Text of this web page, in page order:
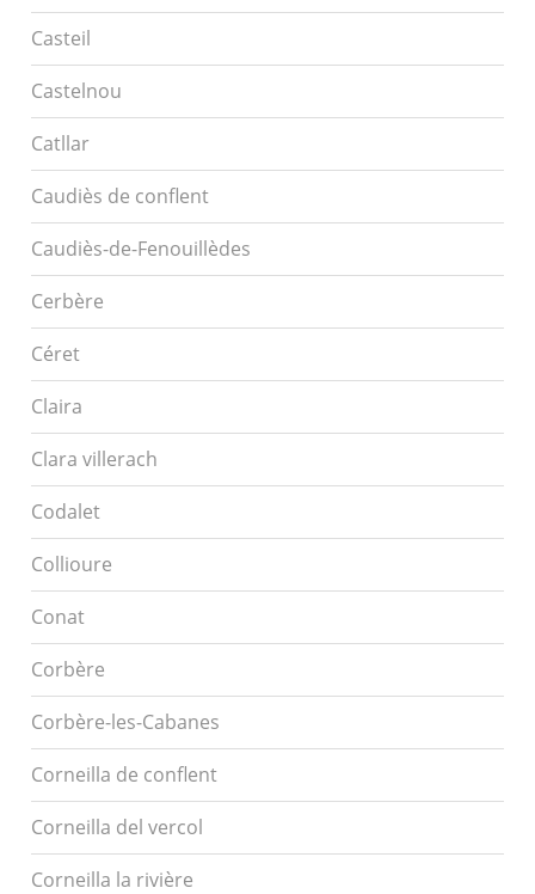
Casteil
Castelnou
Catllar
Caudiès de conflent
Caudiès-de-Fenouillèdes
Cerbère
Céret
Claira
Clara villerach
Codalet
Collioure
Conat
Corbère
Corbère-les-Cabanes
Corneilla de conflent
Corneilla del vercol
Corneilla la rivière